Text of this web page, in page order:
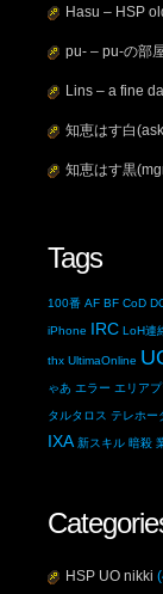
Hasu – HSP
pu- – pu-の部
Lins – a fine
知恵はす白
知恵はす黒
Tags
100番 AF BF CoD
iPhone IRC LoH連
thx UltimaOnline
ゃあ エラー エリアプ
タルタロス テレホー
IXA 新スキル 暗殺
HSP UO nikki